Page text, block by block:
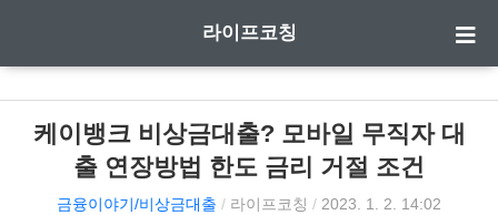
라이프코칭
케이뱅크 비상금대출? 모바일 무직자 대
출 연장방법 한도 금리 거절 조건
금융이야기/비상금대출 / 라이프코칭 / 2023. 1. 2. 14:02